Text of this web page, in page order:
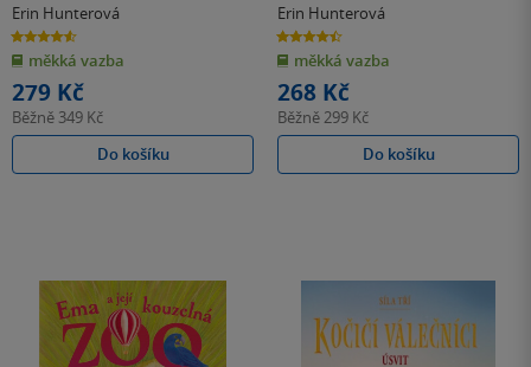
Erin Hunterová
4.6
z
5
hvězdiček
měkká vazba
279 Kč
Běžně 349 Kč
Do košíku
Erin Hunterová
4.5
z
5
hvězdiček
měkká vazba
268 Kč
Běžně299 Kč
Do košíku